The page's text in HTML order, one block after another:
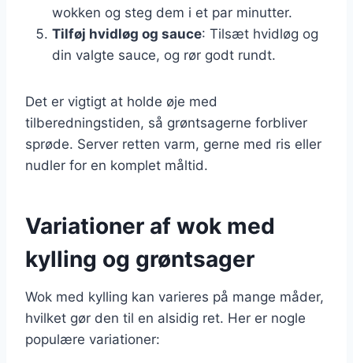
wokken og steg dem i et par minutter.
Tilføj hvidløg og sauce: Tilsæt hvidløg og
din valgte sauce, og rør godt rundt.
Det er vigtigt at holde øje med
tilberedningstiden, så grøntsagerne forbliver
sprøde. Server retten varm, gerne med ris eller
nudler for en komplet måltid.
Variationer af wok med
kylling og grøntsager
Wok med kylling kan varieres på mange måder,
hvilket gør den til en alsidig ret. Her er nogle
populære variationer: